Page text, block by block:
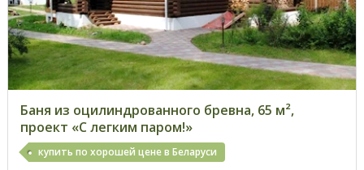
Баня из оцилиндрованного бревна, 65 м²,
проект «С легким паром!»
купить по хорошей цене в Беларуси